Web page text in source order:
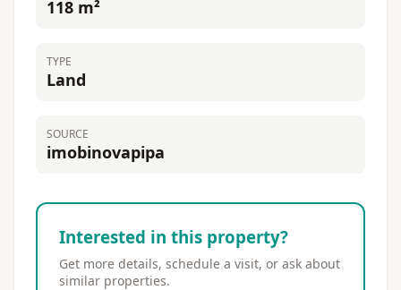
118 m²
TYPE
Land
SOURCE
imobinovapipa
Interested in this property?
Get more details, schedule a visit, or ask about
similar properties.